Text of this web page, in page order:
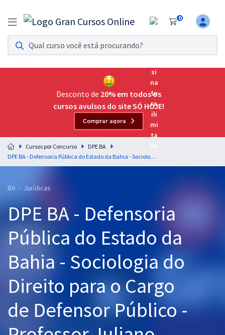
0
Assinatura Ilimitada 11
Acesso a todos os cursos. Teste grátis por 7 dias!
Assinatura OAB Até Passar
Acesso ilimitado a toda preparação para o Exame da
Residências Multiprofissionais
Preparação completa e intensiva para as principais
residências em saúde do Brasil
Cursos 20% OFF
Pós
Graduação
OAB
Mentorias
Questões grátis
Desconto de 20% em todos os
cursos avulsos do site SÓ HOJE!
Comprar agora
Cursos por Concurso
DPE BA
DPE BA - Defensoria Pública do Estado da Bahia - Sociologia do Direito para o Cargo de Defensor Público - Professor Juliano Alves
BA - Jurídicas
DPE BA - Defensoria
Pública do Estado da
Bahia - Sociologia do
Direito para o Cargo
de Defensor Público -